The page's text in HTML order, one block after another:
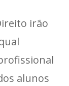
irão
alunos